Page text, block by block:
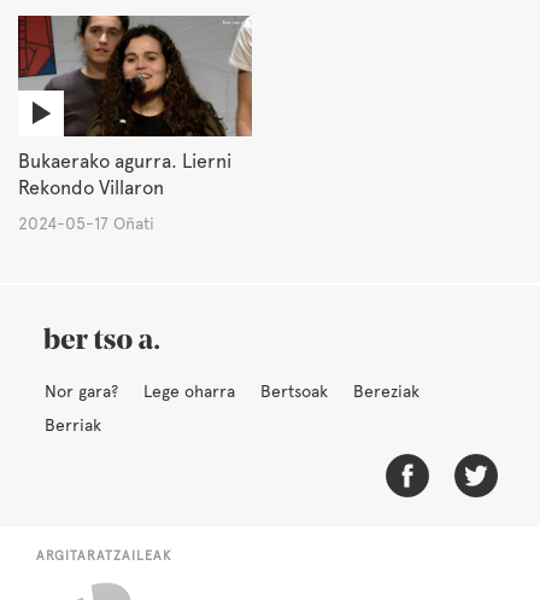
Bukaerako agurra. Lierni
Rekondo Villaron
2024-05-17 Oñati
Nor gara? Lege oharra Bertsoak
Bereziak
Berriak
ARGITARATZAILEAK